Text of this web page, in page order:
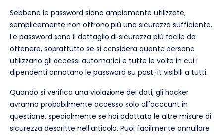
Sebbene le password siano ampiamente utilizzate,
semplicemente non offrono più una sicurezza sufficiente.
Le password sono il dettaglio di sicurezza più facile da
ottenere, soprattutto se si considera quante persone
utilizzano gli accessi automatici e tutte le volte in cui i
dipendenti annotano le password su post-it visibili a tutti.
Quando si verifica una violazione dei dati, gli hacker
avranno probabilmente accesso solo all'account in
questione, specialmente se hai adottato le altre misure di
sicurezza descritte nell'articolo. Puoi facilmente annullare